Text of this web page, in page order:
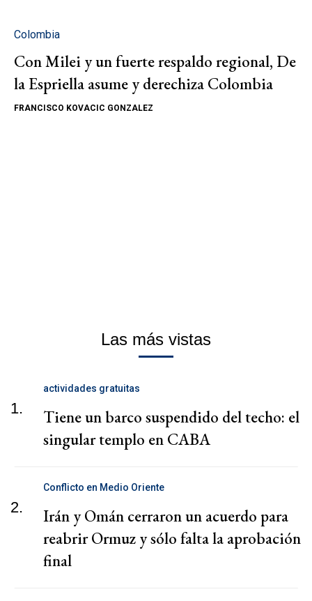
Colombia
Con Milei y un fuerte respaldo regional, De
la Espriella asume y derechiza Colombia
FRANCISCO KOVACIC GONZALEZ
Las más vistas
1.
actividades gratuitas
Tiene un barco suspendido del techo: el
singular templo en CABA
2.
Conflicto en Medio Oriente
Irán y Omán cerraron un acuerdo para
reabrir Ormuz y sólo falta la aprobación
final